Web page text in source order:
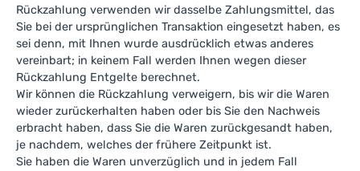
Rückzahlung verwenden wir dasselbe Zahlungsmittel, das
Sie bei der ursprünglichen Transaktion eingesetzt haben, es
sei denn, mit Ihnen wurde ausdrücklich etwas anderes
vereinbart; in keinem Fall werden Ihnen wegen dieser
Rückzahlung Entgelte berechnet.
Wir können die Rückzahlung verweigern, bis wir die Waren
wieder zurückerhalten haben oder bis Sie den Nachweis
erbracht haben, dass Sie die Waren zurückgesandt haben,
je nachdem, welches der frühere Zeitpunkt ist.
Sie haben die Waren unverzüglich und in jedem Fall